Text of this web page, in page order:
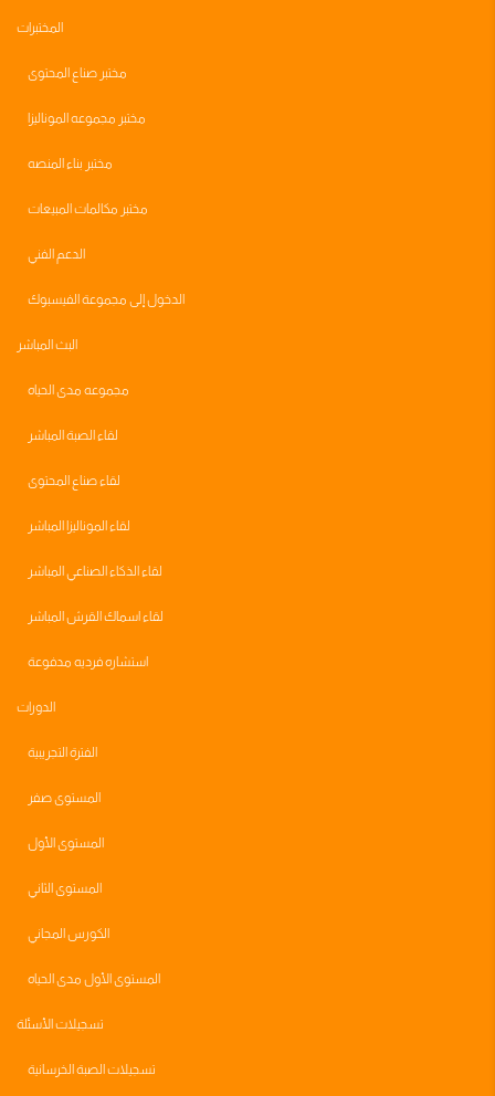
المختبرات
مختبر صناع المحتوى
مختبر مجموعه الموناليزا
مختبر بناء المنصه
مختبر مكالمات المبيعات
الدعم الفني
الدخول إلى مجموعة الفيسبوك
البث المباشر
مجموعه مدى الحياه
لقاء الصبة المباشر
لقاء صناع المحتوى
لقاء الموناليزا المباشر
لقاء الذكاء الصناعي المباشر
لقاء اسماك القرش المباشر
استشاره فرديه مدفوعة
الدورات
الفترة التجريبية
المستوى صفر
المستوى الأول
المستوى الثاني
الكورس المجاني
المستوى الأول مدى الحياه
تسجيلات الأسئلة
تسجيلات الصبة الخرسانية